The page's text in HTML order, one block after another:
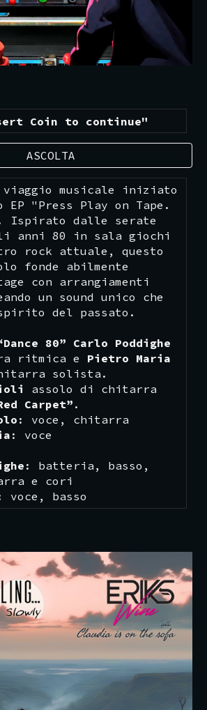
Coin to continue"
ASCOLTA
viaggio musicale iniziato
"Press Play on Tape.
Ispirato dalle serate
anni 80 in sala giochi
rock attuale, questo
fonde abilmente
con arrangiamenti
un sound unico che
del passato.
Dance 80” Carlo Poddighe
ritmica e Pietro Maria
solista.
assolo di chitarra
Carpet” .
: voce, chitarra
: voce
: batteria, basso,
e cori
voce, basso